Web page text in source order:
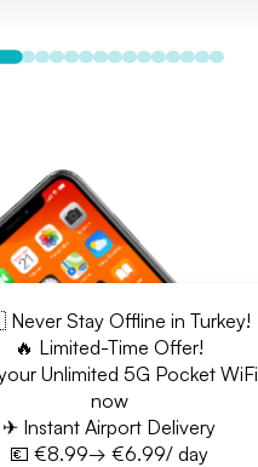
Stay Offline in Turkey!
🔥 Limited-Time Offer!
Unlimited 5G Pocket WiFi
now
✈ Instant Airport Delivery
💶 €8.99→ €6.99/ day